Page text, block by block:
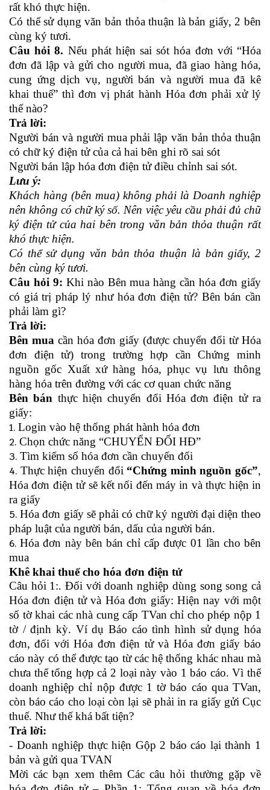
rất khó thực hiện.
Có thể sử dụng văn bản thỏa thuận là bản giấy, 2 bên
cùng ký tươi.
Câu hỏi 8. Nếu phát hiện sai sót hóa đơn với “Hóa
đơn đã lập và gửi cho người mua, đã giao hàng hóa,
cung ứng dịch vụ, người bán và người mua đã kê
khai thuế” thì đơn vị phát hành Hóa đơn phải xử lý
thế nào?
Trả lời:
Người bán và người mua phải lập văn bản thỏa thuận
có chữ ký điện tử của cả hai bên ghi rõ sai sót
Người bán lập hóa đơn điện tử điều chỉnh sai sót.
Lưu ý:
Khách hàng (bên mua) không phải là Doanh nghiệp
nên không có chữ ký số. Nên việc yêu cầu phải đủ chữ
ký điện tử của hai bên trong văn bản thỏa thuận rất
khó thực hiện.
Có thể sử dụng văn bản thỏa thuận là bản giấy, 2
bên cùng ký tươi.
Câu hỏi 9: Khi nào Bên mua hàng cần hóa đơn giấy
có giá trị pháp lý như hóa đơn điện tử? Bên bán cần
phải làm gì?
Trả lời:
Bên mua cần hóa đơn giấy (được chuyển đổi từ Hóa
đơn điện tử) trong trường hợp cần Chứng minh
nguồn gốc Xuất xứ hàng hóa, phục vụ lưu thông
hàng hóa trên đường với các cơ quan chức năng
Bên bán thực hiện chuyển đổi Hóa đơn điện tử ra
giấy:
Login vào hệ thống phát hành hóa đơn
Chọn chức năng “CHUYỂN ĐỔI HĐ”
Tìm kiếm số hóa đơn cần chuyển đối
Thực hiện chuyển đổi “Chứng minh nguồn gốc”,
Hóa đơn điện tử sẽ kết nối đến máy in và thực hiện in
ra giấy
Hóa đơn giấy sẽ phải có chữ ký người đại diện theo
pháp luật của người bán, dấu của người bán.
Hóa đơn này bên bán chỉ cấp được 01 lần cho bên
mua
Khê khai thuế cho hóa đơn điện tử
Câu hỏi 1:. Đối với doanh nghiệp dùng song song cả
Hóa đơn điện tử và Hóa đơn giấy: Hiện nay với một
số tờ khai các nhà cung cấp TVan chỉ cho phép nộp 1
tờ / định kỳ. Ví dụ Báo cáo tình hình sử dụng hóa
đơn, đối với Hóa đơn điện tử và Hóa đơn giấy báo
cáo này có thể được tạo từ các hệ thống khác nhau mà
chưa thể tổng hợp cả 2 loại này vào 1 báo cáo. Vì thế
doanh nghiệp chỉ nộp được 1 tờ báo cáo qua TVan,
còn báo cáo cho loại còn lại sẽ phải in ra giấy gửi Cục
thuế. Như thế khá bất tiện?
Trả lời:
- Doanh nghiệp thực hiện Gộp 2 báo cáo lại thành 1
bản và gửi qua TVAN
Mời các bạn xem thêm Các câu hỏi thường gặp về